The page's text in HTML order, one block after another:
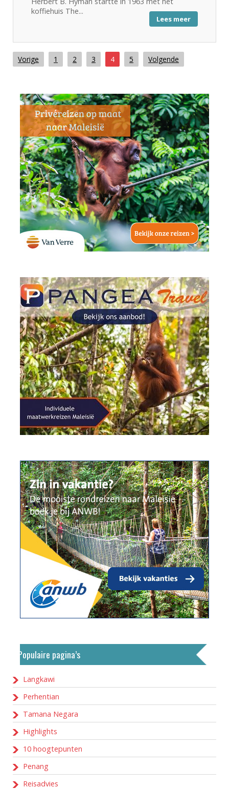
koffiehuis The...
Lees meer
Vorige 1 2 3 4 5 Volgende
Populaire pagina’s
Langkawi
Perhentian
Tamana Negara
Highlights
10 hoogtepunten
Penang
Reisadvies